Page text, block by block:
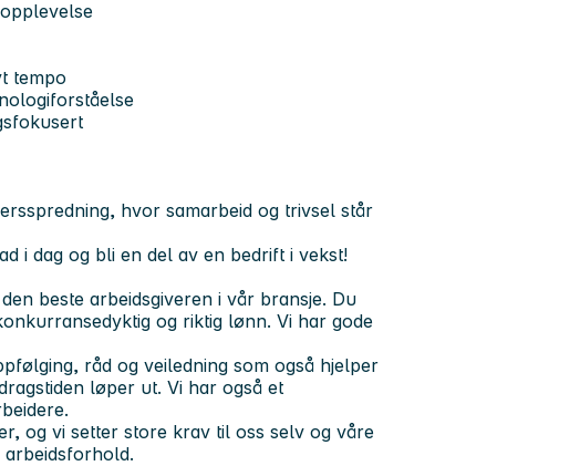
tempo
hvor samarbeid og trivsel står
i dag og bli en del av en bedrift i vekst!
beste arbeidsgiveren i vår bransje. Du
og riktig lønn. Vi har gode
råd og veiledning som også hjelper
løper ut. Vi har også et
og vi setter store krav til oss selv og våre